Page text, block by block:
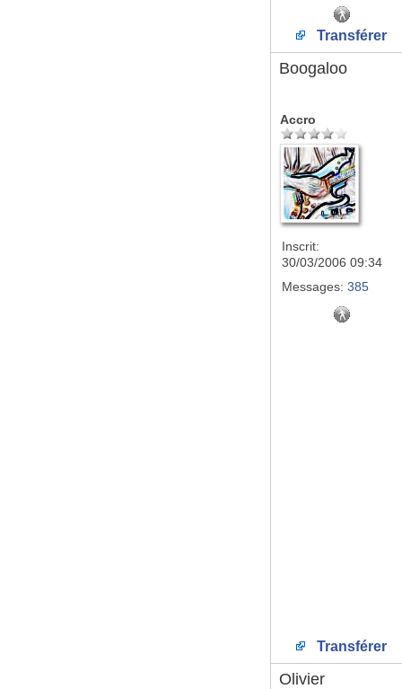
Transférer
Boogaloo
Accro
Inscrit:
30/03/2006 09:34
Messages: 385
Transférer
Olivier